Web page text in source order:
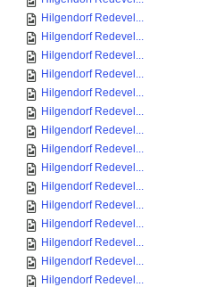
Hilgendorf Redevel...
Hilgendorf Redevel...
Hilgendorf Redevel...
Hilgendorf Redevel...
Hilgendorf Redevel...
Hilgendorf Redevel...
Hilgendorf Redevel...
Hilgendorf Redevel...
Hilgendorf Redevel...
Hilgendorf Redevel...
Hilgendorf Redevel...
Hilgendorf Redevel...
Hilgendorf Redevel...
Hilgendorf Redevel...
Hilgendorf Redevel...